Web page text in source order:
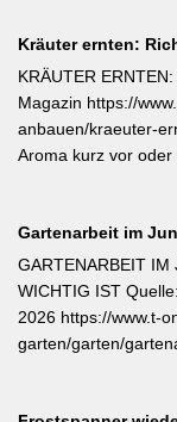
ins Freiland.
vorgezogen
die Ernte beginnt ab
Jungpflanzen
tiefen,
Kräuter ernten:
KRÄUTER
Magazin https://
anbauen/kraeuter-
Aroma kurz vor
Abtrocknen des
verflüchtigt. Beim
einzelner Blätter —
ermöglicht weitere
Büschel kopfüber an
Gartenarbeit im
GARTENARBEIT IM
WICHTIG IST
2026 https://www.t-
garten/garten/